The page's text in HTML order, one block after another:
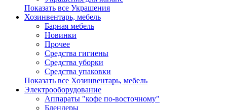
Показать все Украшения
Хозинвентарь, мебель
Барная мебель
Новинки
Прочее
Средства гигиены
Средства уборки
Средства упаковки
Показать все Хозинвентарь, мебель
Электрооборудование
Аппараты "кофе по-восточному"
Блендеры